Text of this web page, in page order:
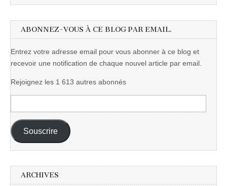
ABONNEZ-VOUS À CE BLOG PAR EMAIL.
Entrez votre adresse email pour vous abonner à ce blog et
recevoir une notification de chaque nouvel article par email.
Rejoignez les 1 613 autres abonnés
e-
mail :
Souscrire
ARCHIVES